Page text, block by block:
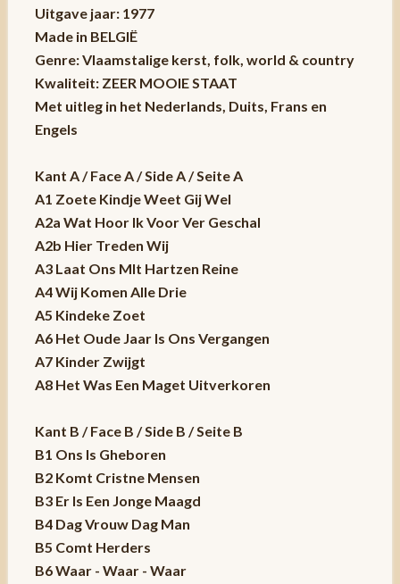
Uitgave jaar: 1977
Made in BELGIË
Genre: Vlaamstalige kerst, folk, world & country
Kwaliteit: ZEER MOOIE STAAT
Met uitleg in het Nederlands, Duits, Frans en
Engels
Kant A / Face A / Side A / Seite A
A1 Zoete Kindje Weet Gij Wel
A2a Wat Hoor Ik Voor Ver Geschal
A2b Hier Treden Wij
A3 Laat Ons MIt Hartzen Reine
A4 Wij Komen Alle Drie
A5 Kindeke Zoet
A6 Het Oude Jaar Is Ons Vergangen
A7 Kinder Zwijgt
A8 Het Was Een Maget Uitverkoren
Kant B / Face B / Side B / Seite B
B1 Ons Is Gheboren
B2 Komt Cristne Mensen
B3 Er Is Een Jonge Maagd
B4 Dag Vrouw Dag Man
B5 Comt Herders
B6 Waar - Waar - Waar